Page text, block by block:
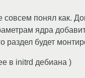
понял как.
ядра
будет
в initrd дебиана )